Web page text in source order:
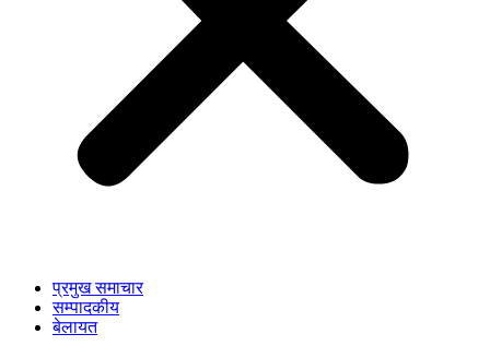
प्रमुख समाचार
सम्पादकीय
बेलायत